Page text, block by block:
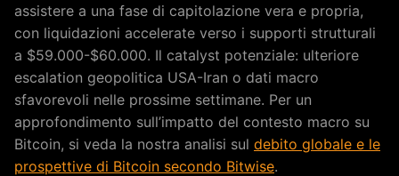
assistere a una fase di capitolazione vera e propria,
con liquidazioni accelerate verso i supporti strutturali
a $59.000-$60.000. Il catalyst potenziale: ulteriore
escalation geopolitica USA-Iran o dati macro
sfavorevoli nelle prossime settimane. Per un
approfondimento sull’impatto del contesto macro su
Bitcoin, si veda la nostra analisi sul debito globale e le
prospettive di Bitcoin secondo Bitwise.